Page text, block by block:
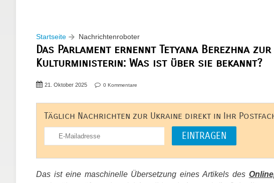
Startseite Nachrichtenroboter
Das Parlament ernennt Tetyana Berezhna
Kulturministerin: Was ist über sie bekannt?
21. Oktober 2025 0 Kommentare
Täglich Nachrichten zur Ukraine direkt in Ihr
Das ist eine maschinelle Übersetzung eines Artikels des